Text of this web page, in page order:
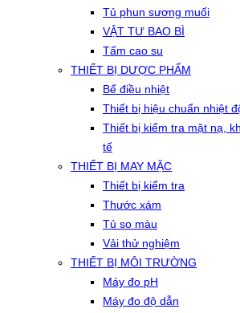
Tủ phun sương muối
VẬT TƯ BAO BÌ
Tấm cao su
THIẾT BỊ DƯỢC PHẨM
Bể điều nhiệt
Thiết bị hiệu chuẩn nhiệt
Thiết bị kiểm tra mặt nạ,
tế
THIẾT BỊ MAY MẶC
Thiết bị kiểm tra
Thước xám
Tủ so màu
Vải thử nghiệm
THIẾT BỊ MÔI TRƯỜNG
Máy đo pH
Máy đo độ dẫn